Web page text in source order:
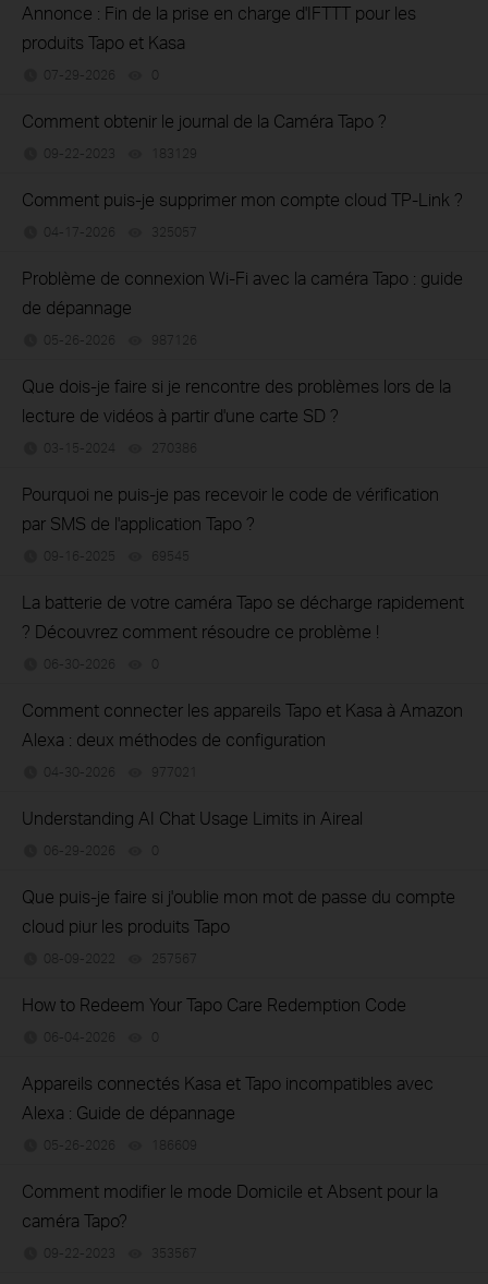
Annonce : Fin de la prise en charge d'IFTTT pour les
produits Tapo et Kasa
07-29-2026 0
Comment obtenir le journal de la Caméra Tapo ?
09-22-2023 183129
Comment puis-je supprimer mon compte cloud TP-Link ?
04-17-2026 325057
Problème de connexion Wi-Fi avec la caméra Tapo : guide
de dépannage
05-26-2026 987126
Que dois-je faire si je rencontre des problèmes lors de la
lecture de vidéos à partir d'une carte SD ?
03-15-2024 270386
Pourquoi ne puis-je pas recevoir le code de vérification
par SMS de l'application Tapo ?
09-16-2025 69545
La batterie de votre caméra Tapo se décharge rapidement
? Découvrez comment résoudre ce problème !
06-30-2026 0
Comment connecter les appareils Tapo et Kasa à Amazon
Alexa : deux méthodes de configuration
04-30-2026 977021
Understanding AI Chat Usage Limits in Aireal
06-29-2026 0
Que puis-je faire si j'oublie mon mot de passe du compte
cloud piur les produits Tapo
08-09-2022 257567
How to Redeem Your Tapo Care Redemption Code
06-04-2026 0
Appareils connectés Kasa et Tapo incompatibles avec
Alexa : Guide de dépannage
05-26-2026 186609
Comment modifier le mode Domicile et Absent pour la
caméra Tapo?
09-22-2023 353567